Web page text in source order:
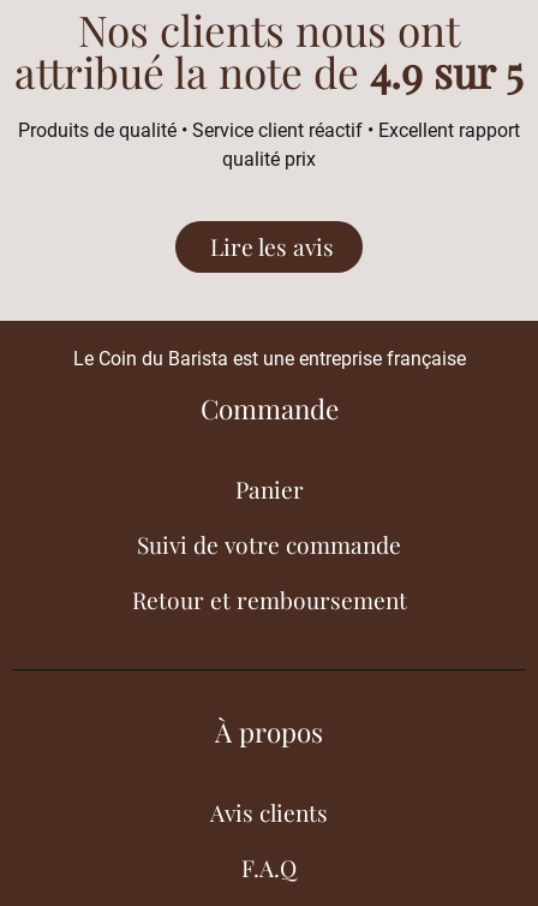
Nos clients nous ont
attribué la note de 4.9 sur 5
Produits de qualité • Service client réactif • Excellent rapport
qualité prix
Lire les avis
Le Coin du Barista est une entreprise française
Commande
Panier
Suivi de votre commande
Retour et remboursement
À propos
Avis clients
F.A.Q